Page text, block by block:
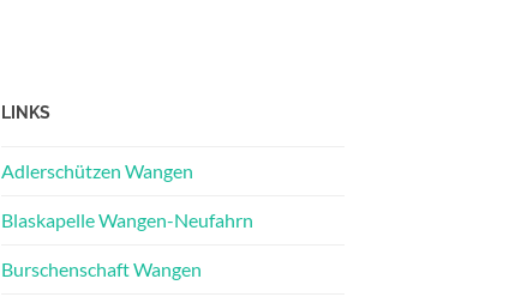
LINKS
Adlerschützen Wangen
Blaskapelle Wangen-Neufahrn
Burschenschaft Wangen